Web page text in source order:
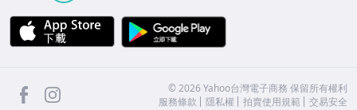
APP Store
facebook ©2026 Yahoo台灣電子商務 保留所有權利
服務條款
隱私權 拍賣使用規範 交易安全